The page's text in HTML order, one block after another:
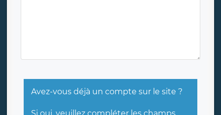
Avez-vous déjà un compte sur le site ?